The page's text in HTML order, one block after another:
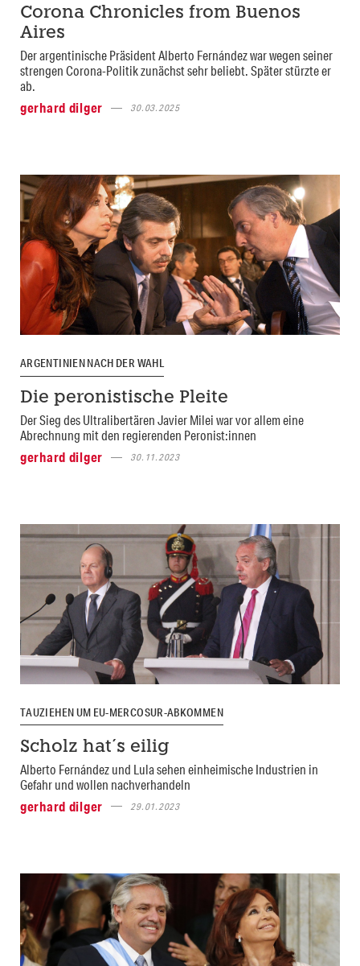
Corona Chronicles from Buenos
Aires
Der argentinische Präsident Alberto Fernández war wegen seiner
strengen Corona-Politik zunächst sehr beliebt. Später stürzte er
ab.
gerhard dilger
30.03.2025
ARGENTINIEN NACH DER WAHL
Die peronistische Pleite
Der Sieg des Ultralibertären Javier Milei war vor allem eine
Abrechnung mit den regierenden Peronist:innen
gerhard dilger
30.11.2023
TAUZIEHEN UM EU-MERCOSUR-ABKOMMEN
Scholz hat´s eilig
Alberto Fernández und Lula sehen einheimische Industrien in
Gefahr und wollen nachverhandeln
gerhard dilger
29.01.2023